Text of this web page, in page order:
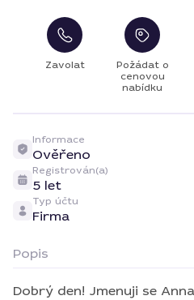
Zavolat
Požádat o
cenovou
nabídku
Informace
Ověřeno
Registrován(a)
5 let
Typ účtu
Firma
Popis
Dobrý den! Jmenuji se